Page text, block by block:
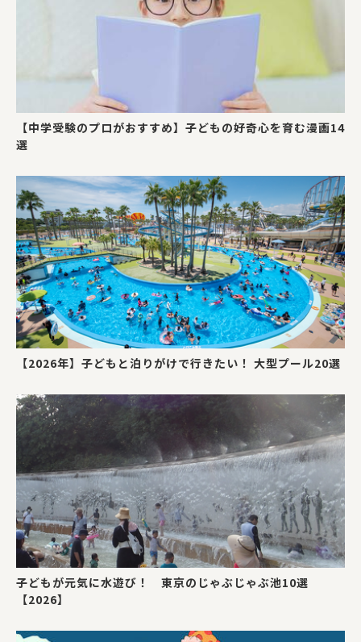
【中学受験のプロがおすすめ】子どもの好奇心を育む漫画14
選
【2026年】子どもと泊りがけで行きたい！ 大型プール20選
子どもが元気に水遊び！ 東京のじゃぶじゃぶ池10選
【2026】